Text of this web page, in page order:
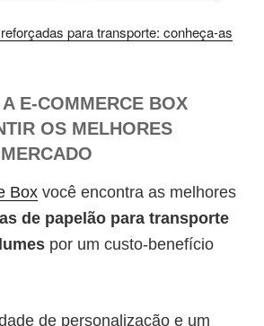
para transporte: conheça-as
E-COMMERCE BOX
OS MELHORES
Box você encontra as melhores
de papelão para transporte
por um custo-benefício
de personalização e um